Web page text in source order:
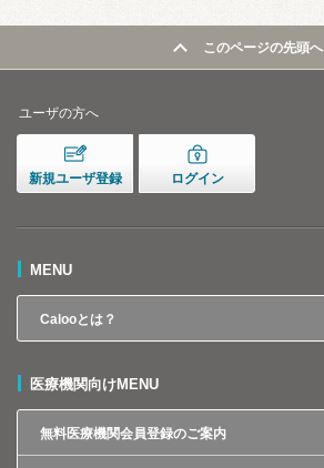
このページの先頭へ
ユーザの方へ
新規ユーザ登録 ログイン
MENU
Calooとは？
医療機関向けMENU
無料医療機関会員登録のご案内